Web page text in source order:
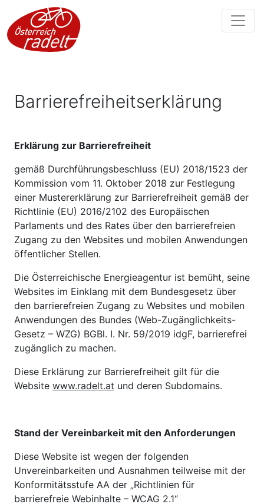
Barrierefreiheitserklärung
Erklärung zur Barrierefreiheit
gemäß Durchführungsbeschluss (EU) 2018/1523 der
Kommission vom 11. Oktober 2018 zur Festlegung
einer Mustererklärung zur Barrierefreiheit gemäß der
Richtlinie (EU) 2016/2102 des Europäischen
Parlaments und des Rates über den barrierefreien
Zugang zu den Websites und mobilen Anwendungen
öffentlicher Stellen.
Die Österreichische Energieagentur ist bemüht, seine
Websites im Einklang mit dem Bundesgesetz über
den barrierefreien Zugang zu Websites und mobilen
Anwendungen des Bundes (Web-Zugänglichkeits-
Gesetz – WZG) BGBl. I. Nr. 59/2019 idgF, barrierefrei
zugänglich zu machen.
Diese Erklärung zur Barrierefreiheit gilt für die
Website www.radelt.at und deren Subdomains.
Stand der Vereinbarkeit mit den Anforderungen
Diese Website ist wegen der folgenden
Unvereinbarkeiten und Ausnahmen teilweise mit der
Konformitätsstufe AA der „Richtlinien für
barrierefreie Webinhalte – WCAG 2.1“